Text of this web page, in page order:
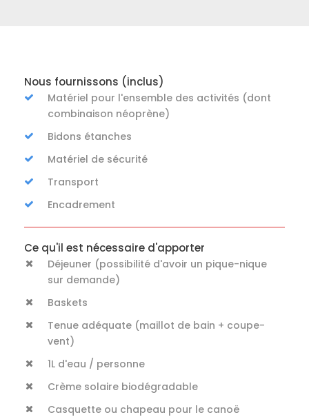
Nous fournissons (inclus)
Matériel pour l'ensemble des activités (dont
combinaison néoprène)
Bidons étanches
Matériel de sécurité
Transport
Encadrement
Ce qu'il est nécessaire d'apporter
Déjeuner (possibilité d'avoir un pique-nique
sur demande)
Baskets
Tenue adéquate (maillot de bain + coupe-
vent)
1L d'eau / personne
Crème solaire biodégradable
Casquette ou chapeau pour le canoë